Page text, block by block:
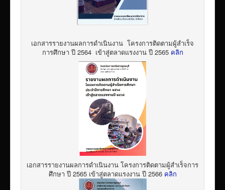
เอกสารรายงานผลการดำเนินงาน โครงการติดตามผู้สำเร็จ
การศึกษา ปี 2564 เข้าสู่ตลาดแรงงาน ปี 2565 คลิก
เอกสารรายงานผลการดำเนินงาน โครงการติดตามผู้สำเร็จการ
ศึกษา ปี 2565 เข้าสู่ตลาดแรงงาน ปี 2566 คลิก